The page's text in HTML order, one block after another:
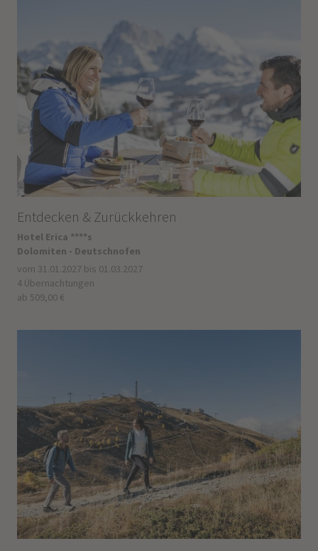
Entdecken & Zurückkehren
Hotel Erica ****s
Dolomiten - Deutschnofen
vom 31.01.2027 bis 01.03.2027
4 Übernachtungen
ab 509,00 €